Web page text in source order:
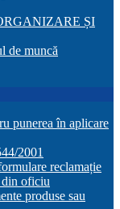
ȘI
de muncă
punerea în aplicare
2001
reclamație
oficiu
produse sau